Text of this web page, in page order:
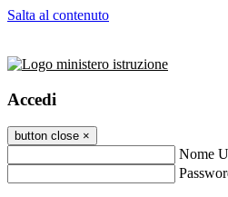
Salta al contenuto
Accedi
button close ×
Nome